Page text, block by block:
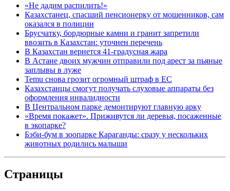
«Не дадим распилить!»
Казахстанец, спасший пенсионерку от мошенников, сам
оказался в полиции
Брусчатку, бордюрные камни и гранит запретили
ввозить в Казахстан: уточнен перечень
В Казахстан вернется 41-градусная жара
В Астане двоих мужчин отправили под арест за пьяные
заплывы в луже
Temu снова грозит огромный штраф в ЕС
Казахстанцы смогут получать слуховые аппараты без
оформления инвалидности
В Центральном парке демонтируют главную арку
«Время покажет». Приживутся ли деревья, посаженные
в экопарке?
Бэби-бум в зоопарке Караганды: сразу у нескольких
животных родились малыши
Страницы